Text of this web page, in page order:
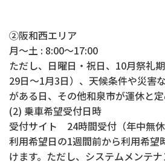
②阪和西エリア
月～土 : 8:00～17:00
ただし、日曜日・祝日、10月祭礼
29日～1月3日）、天候条件や災害
がある日、その他和泉市が運休と定
(2) 乗車希望受付日時
受付サイト 24時間受付（年中無休
利用希望日の1週間前から利用希望
けます。ただし、システムメンテナ